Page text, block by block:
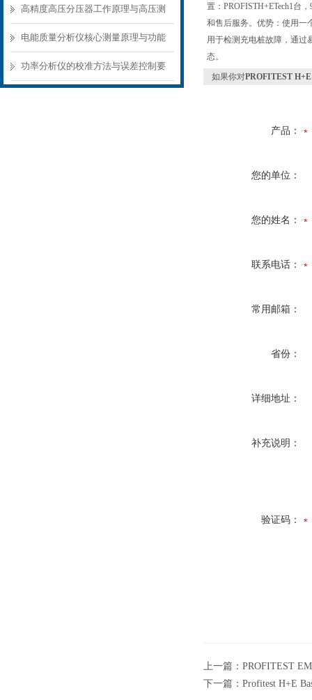
准测量方案
高精度高压分压器工作原理与高压测
量应用场景
电能质量分析仪核心测量原理与功能
模块解析
功率分析仪的校准方法与误差控制要
置：PROFISTH+ETech1台
和售后服务。优势：使用一
用于检测充电桩故障，通过
态。
如果你对PROFITEST
产品：
您的单位：
您的姓名：
联系电话：
常用邮箱：
省份：
详细地址：
补充说明：
验证码：
上一篇： PROFITEST
下一篇： Profitest H+E